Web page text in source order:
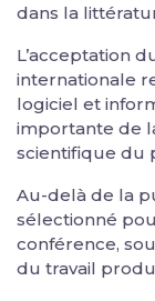
dans la
L’acceptation
internationale
logiciel et
importante de
scientifique du
Au-delà de la
sélectionné
conférence,
du travail